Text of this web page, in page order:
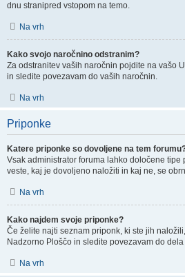
dnu stranipred vstopom na temo.
Na vrh
Kako svojo naročnino odstranim?
Za odstranitev vaših naročnin pojdite na vašo
in sledite povezavam do vaših naročnin.
Na vrh
Priponke
Katere priponke so dovoljene na tem
Vsak administrator foruma lahko določene tipe
veste, kaj je dovoljeno naložiti in kaj ne, se
Na vrh
Kako najdem svoje priponke?
Če želite najti seznam priponk, ki ste jih
Nadzorno Ploščo in sledite povezavam do
Na vrh